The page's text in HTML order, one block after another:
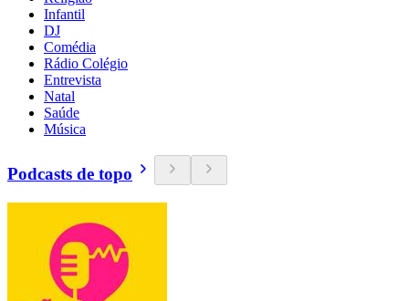
Infantil
DJ
Comédia
Rádio Colégio
Entrevista
Natal
Saúde
Música
Podcasts de topo